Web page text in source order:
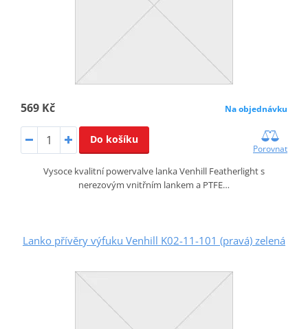
569 Kč Na objednávku
Do košíku
Porovnat
Vysoce kvalitní powervalve lanka Venhill Featherlight s
nerezovým vnitřním lankem a PTFE…
Lanko přívěry výfuku Venhill K02-11-101 (pravá) zelená